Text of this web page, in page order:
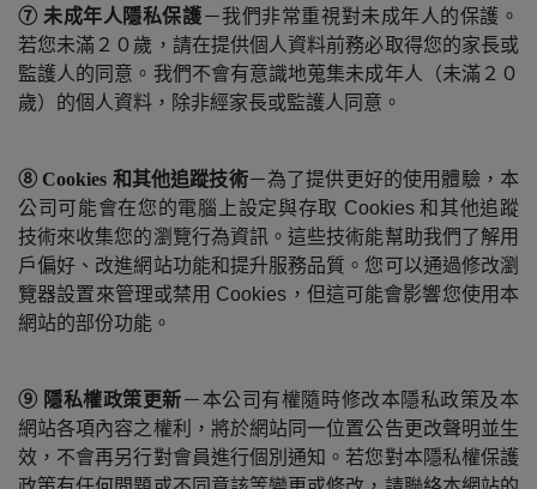
⑦ 未成年人隱私保護－我們非常重視對未成年人的保護。
若您未滿２０歲，請在提供個人資料前務必取得您的家長或
監護人的同意。我們不會有意識地蒐集未成年人（未滿２０
歲）的個人資料，除非經家長或監護人同意。
⑧ Cookies 和其他追蹤技術－為了提供更好的使用體驗， 本
公司可能會在您的電腦上設定與存取 Cookies 和其他追蹤
技術來收集您的瀏覽行為資訊。這些技術能幫助我們了解用
戶偏好、改進網站功能和提升服務品質。您可以通過修改瀏
覽器設置來管理或禁用 Cookies，但這可能會影響您使用本
網站的部份功能。
⑨ 隱私權政策更新－ 本公司有權隨時修改本隱私政策及本
網站各項內容之權利，將於網站同一位置公告更改聲明並生
效，不會再另行對會員進行個別通知。若您對本隱私權保護